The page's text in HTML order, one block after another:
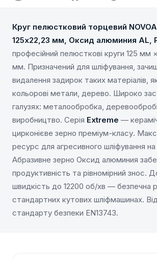
Круг пелюстковий торцевий
125х22,23 мм, Оксид алюминия AL,
професійний пелюсткові круги 125 мм
мм. Призначений для шліфування,
видалення задирок таких матеріалів,
кольорові метали, дерево. Широко
галузях: металообробка,
виробництво. Серія Extreme —
цирконієве зерно преміум-класу.
ресурс для агресивного шліфування на
Абразивне зерно Оксид алюминия
продуктивність та рівномірний знос.
швидкість до 12200 об/хв — безпечна
стандартних кутових шліфмашинах.
стандарту безпеки EN13743.